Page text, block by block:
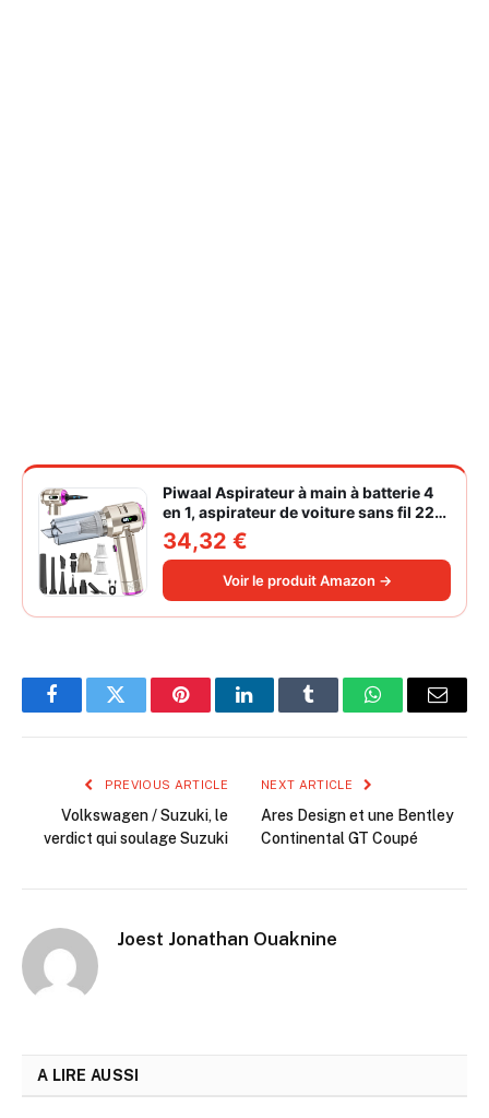
Piwaal Aspirateur à main à batterie 4
en 1, aspirateur de voiture sans fil 22
000 Pa avec moteur sans balais,
souffleur électrique à air comprimé
220 000 tr/min 3 vitesses pour poils
d'animaux
34,32 €
Voir le produit Amazon →
FacebookTwitter PinterestLinkedInTumblr WhatsAppEmail
PREVIOUS ARTICLE
Volkswagen / Suzuki, le
verdict qui soulage Suzuki
NEXT ARTICLE
Ares Design et une Bentley
Continental GT Coupé
Joest Jonathan Ouaknine
A LIRE AUSSI